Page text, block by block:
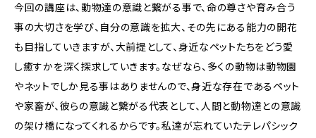
今回の講座は、動物達の意識と繋がる事で、命の尊さや育み合う
事の大切さを学び、自分の意識を拡大、その先にある能力の開花
も目指していきますが、大前提として、身近なペットたちをどう愛
し癒すかを深く探求していきます。なぜなら、多くの動物は動物園
やネットでしか見る事はありませんので、身近な存在であるペット
や家畜が、彼らの意識と繋がる代表として、人間と動物達との意識
の架け橋になってくれるからです。私達が忘れていたテレパシック